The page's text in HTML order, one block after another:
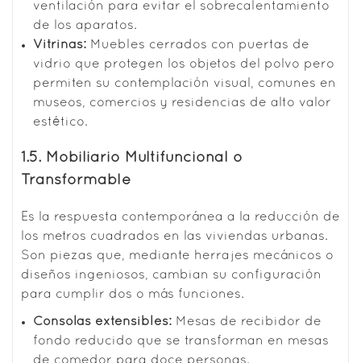
ventilación para evitar el sobrecalentamiento
de los aparatos.
Vitrinas: Muebles cerrados con puertas de
vidrio que protegen los objetos del polvo pero
permiten su contemplación visual, comunes en
museos, comercios y residencias de alto valor
estético.
1.5. Mobiliario Multifuncional o
Transformable
Es la respuesta contemporánea a la reducción de
los metros cuadrados en las viviendas urbanas.
Son piezas que, mediante herrajes mecánicos o
diseños ingeniosos, cambian su configuración
para cumplir dos o más funciones.
Consolas extensibles: Mesas de recibidor de
fondo reducido que se transforman en mesas
de comedor para doce personas.